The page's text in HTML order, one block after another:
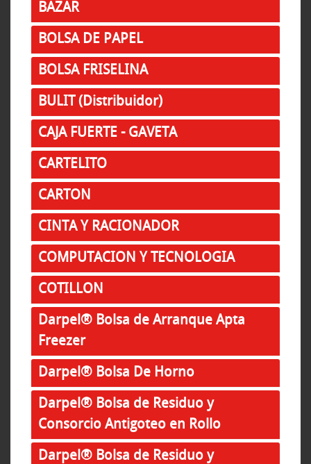
BAZAR
BOLSA DE PAPEL
BOLSA FRISELINA
BULIT (Distribuidor)
CAJA FUERTE - GAVETA
CARTELITO
CARTON
CINTA Y RACIONADOR
COMPUTACION Y TECNOLOGIA
COTILLON
Darpel® Bolsa de Arranque Apta
Freezer
Darpel® Bolsa De Horno
Darpel® Bolsa de Residuo y
Consorcio Antigoteo en Rollo
Darpel® Bolsa de Residuo y